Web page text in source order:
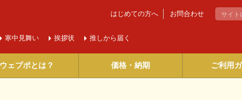
寒中 見舞い 挨拶状 推しから届く
はじめての方へ お問合わせ
ウェブポとは？ 価格・納期 ご利用